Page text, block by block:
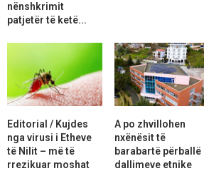
nënshkrimit
patjetër të ketë...
Editorial / Kujdes
nga virusi i Etheve
të Nilit – më të
rrezikuar moshat
A po zhvillohen
nxënësit të
barabartë përballë
dallimeve etnike